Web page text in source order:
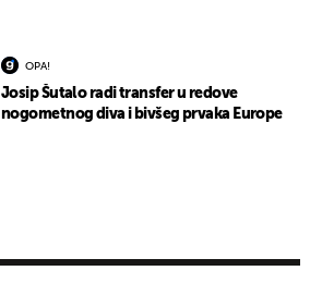
OPA!
Josip Šutalo radi transfer u redove
nogometnog diva i bivšeg prvaka Europe